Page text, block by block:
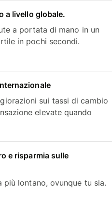
a livello globale.
a portata di mano in un
in pochi secondi.
sui tassi di cambio
elevate quando
e risparmia sulle
lontano, ovunque tu sia.